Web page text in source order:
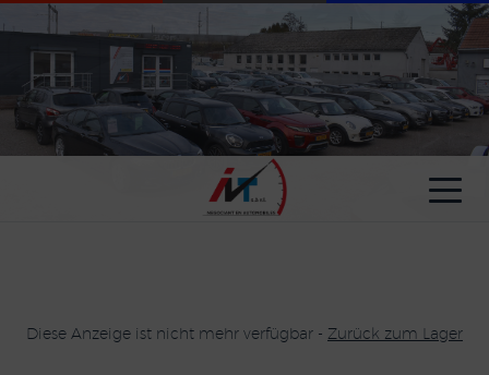
Diese Anzeige ist nicht mehr verfügbar - Zurück zum Lager
Cookie-Einstellungen